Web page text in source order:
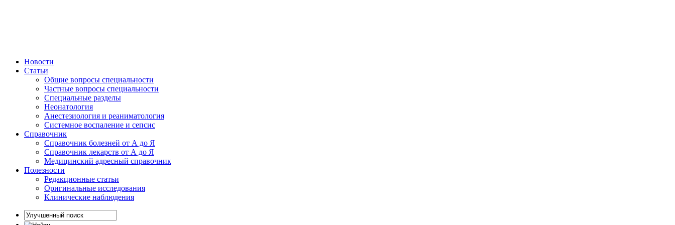
Новости
Статьи
Общие вопросы специальности
Частные вопросы специальности
Специальные разделы
Неонатология
Анестезиология и реаниматология
Системное воспаление и сепсис
Справочник
Справочник болезней от А до Я
Справочник лекарств от А до Я
Медицинский адресный справочник
Полезности
Редакционные статьи
Оригинальные исследования
Клинические наблюдения